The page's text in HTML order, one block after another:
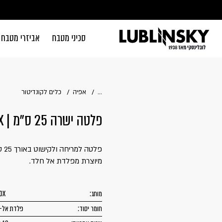
סכיני מטבח אביזרי מטבח
כבר רשומים?
זכור אותי
... אפיה כלים לקונדיטור
פלטה ישרה 25 ס"מ | BEROX
מיוצרת מפלדת אל חלד.
מותג:
חומר יסוד:
פלדת